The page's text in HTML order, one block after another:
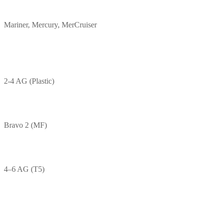
Mariner, Mercury, MerCruiser
2-4 AG (Plastic)
Bravo 2 (MF)
4–6 AG (T5)